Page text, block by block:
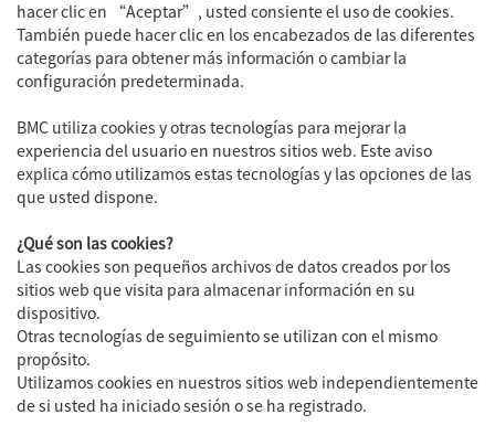
hacer clic en “Aceptar”, usted consiente el uso de cookies.
También puede hacer clic en los encabezados de las diferentes
categorías para obtener más información o cambiar la
configuración predeterminada.
BMC utiliza cookies y otras tecnologías para mejorar la
experiencia del usuario en nuestros sitios web. Este aviso
explica cómo utilizamos estas tecnologías y las opciones de las
que usted dispone.
¿Qué son las cookies?
Las cookies son pequeños archivos de datos creados por los
sitios web que visita para almacenar información en su
dispositivo.
Otras tecnologías de seguimiento se utilizan con el mismo
propósito.
Utilizamos cookies en nuestros sitios web independientemente
de si usted ha iniciado sesión o se ha registrado.